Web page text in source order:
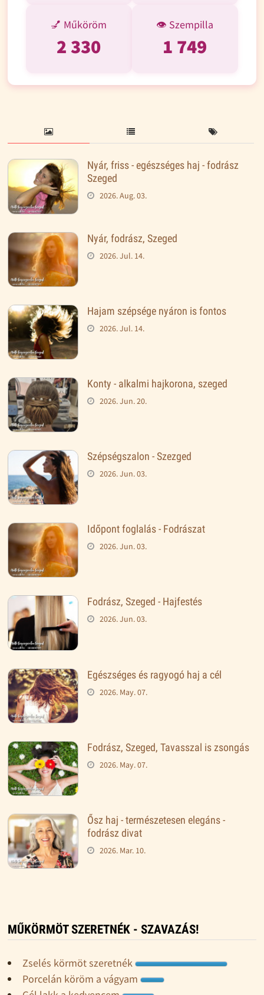
💅 Műköröm
2 330
👁️ Szempilla
1 749
Nyár, friss - egészséges haj - fodrász
Szeged
2026. Aug. 03.
Nyár, fodrász, Szeged
2026. Jul. 14.
Hajam szépsége nyáron is fontos
2026. Jul. 14.
Konty - alkalmi hajkorona, szeged
2026. Jun. 20.
Szépségszalon - Szezged
2026. Jun. 03.
Időpont foglalás - Fodrászat
2026. Jun. 03.
Fodrász, Szeged - Hajfestés
2026. Jun. 03.
Egészséges és ragyogó haj a cél
2026. May. 07.
Fodrász, Szeged, Tavasszal is zsongás
2026. May. 07.
Ősz haj - természetesen elegáns -
fodrász divat
2026. Mar. 10.
MŰKÖRMÖT SZERETNÉK - SZAVAZÁS!
Zselés körmöt szeretnék
Porcelán köröm a vágyam